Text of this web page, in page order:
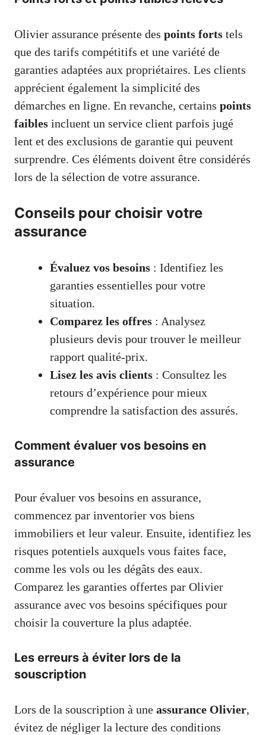
Olivier assurance présente des points forts tels
que des tarifs compétitifs et une variété de
garanties adaptées aux propriétaires. Les clients
apprécient également la simplicité des
démarches en ligne. En revanche, certains points
faibles incluent un service client parfois jugé
lent et des exclusions de garantie qui peuvent
surprendre. Ces éléments doivent être considérés
lors de la sélection de votre assurance.
Conseils pour choisir votre
assurance
Évaluez vos besoins : Identifiez les
garanties essentielles pour votre
situation.
Comparez les offres : Analysez
plusieurs devis pour trouver le meilleur
rapport qualité-prix.
Lisez les avis clients : Consultez les
retours d’expérience pour mieux
comprendre la satisfaction des assurés.
Comment évaluer vos besoins en
assurance
Pour évaluer vos besoins en assurance,
commencez par inventorier vos biens
immobiliers et leur valeur. Ensuite, identifiez les
risques potentiels auxquels vous faites face,
comme les vols ou les dégâts des eaux.
Comparez les garanties offertes par Olivier
assurance avec vos besoins spécifiques pour
choisir la couverture la plus adaptée.
Les erreurs à éviter lors de la
souscription
Lors de la souscription à une assurance Olivier,
évitez de négliger la lecture des conditions